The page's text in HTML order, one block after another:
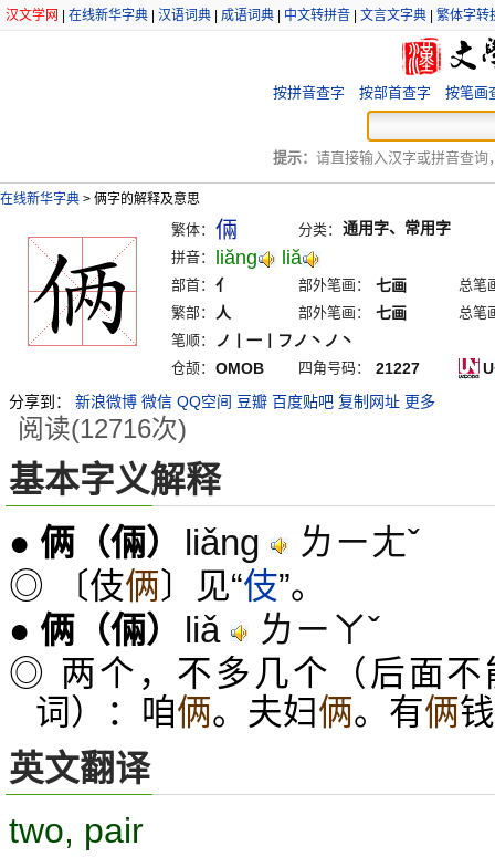
汉文学网 在线新华字典 汉语词典 成语词典 中文转拼音 文言文字典 繁体字转
按拼音查字 按部首查字 按笔画
提示： 请直接输入汉字或拼音查询
在线新华字典 > 俩字的解释及意思
繁体： 倆 分类： 通用字、常用字
拼音： liăng liă
部首： 亻 部外笔画： 七画
总笔
繁部：
人 部外笔画： 七画
总笔
笔顺：
ノ丨一丨フノ丶ノ丶
仓颉： OMOB 四角号码： 21227
分享到：
新浪微博 微信 QQ空间 豆瓣 百度贴吧 复制网址 更多
阅读(12716次)
基本字义解释
● 俩 （倆） liǎng ㄌㄧㄤˇ
◎ 〔伎俩〕见“伎”。
● 俩 （倆） liǎ ㄌㄧㄚˇ
◎ 两个，不多几个（后面不
词）：咱俩。夫妇俩。有俩
英文翻译
two, pair